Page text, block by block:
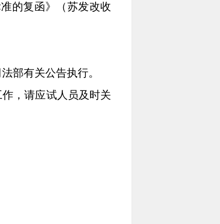
的复函》（苏发改收
部有关公告执行。
，请应试人员及时关